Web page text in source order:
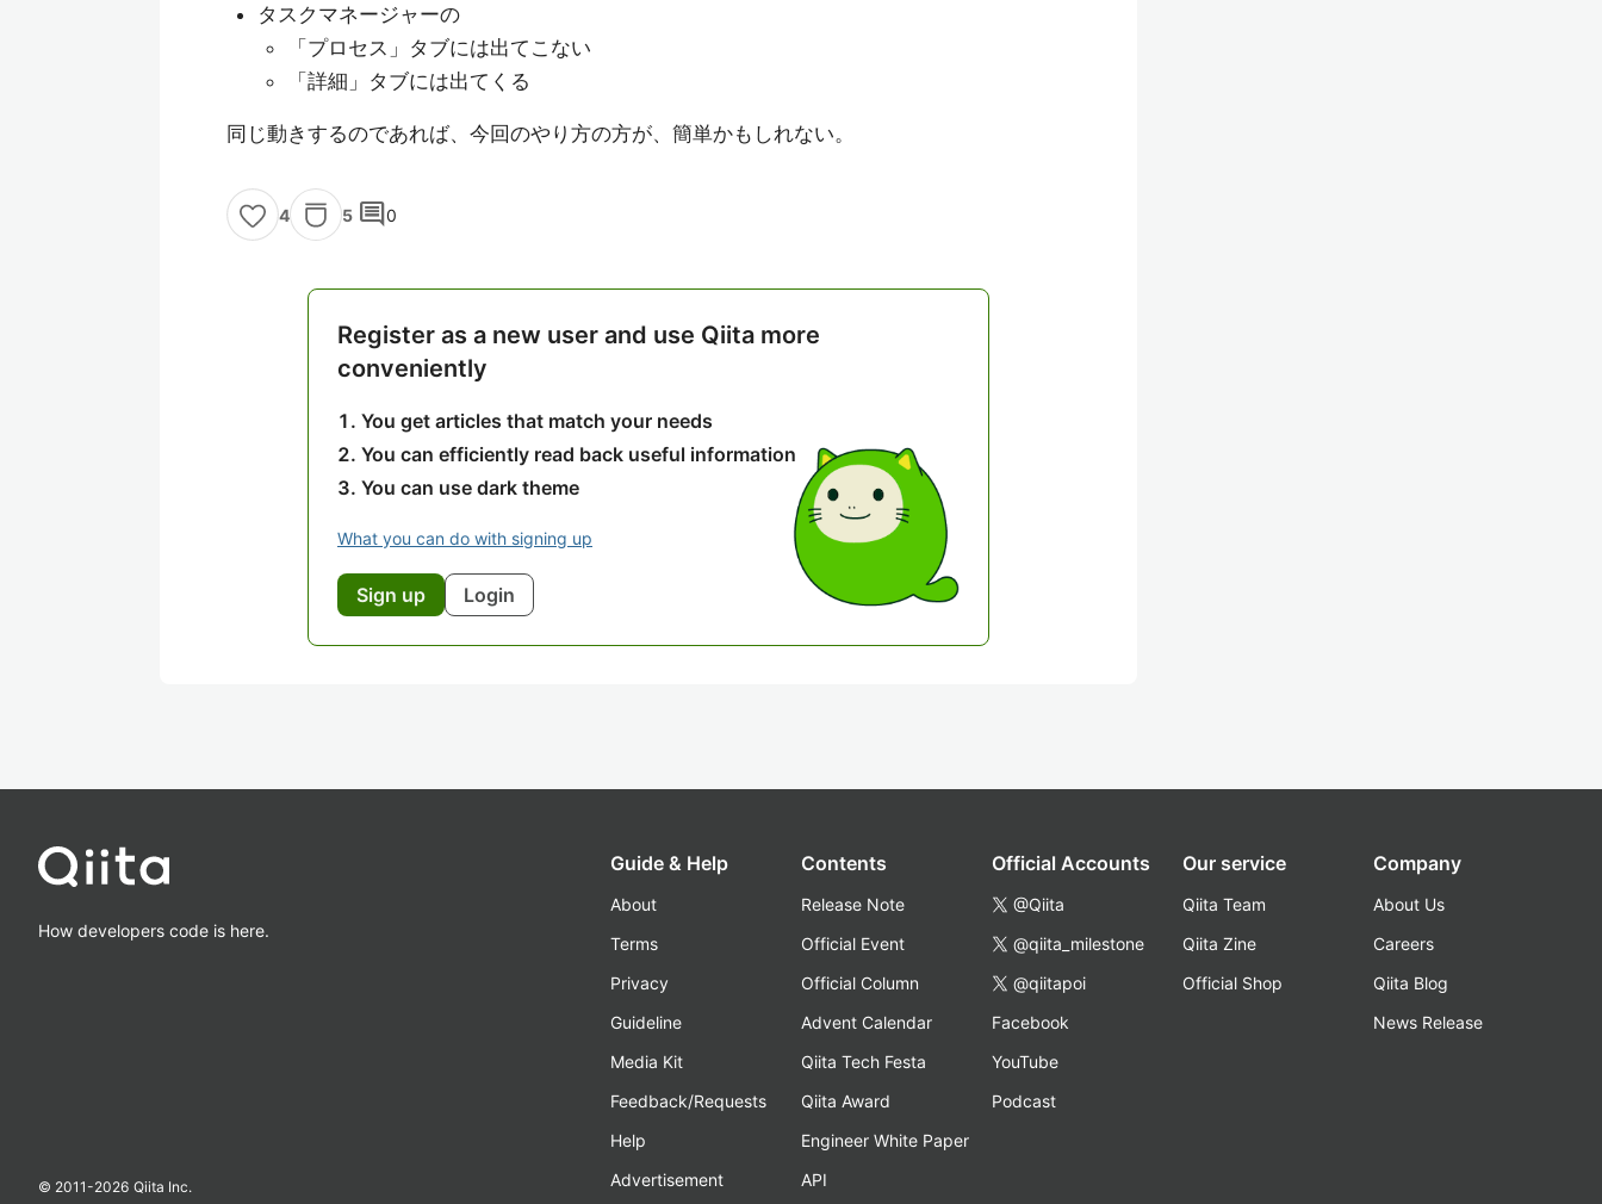
タスクマネージャーの
「プロセス」タブには出てこない
「詳細」タブには出てくる
同じ動きするのであれば、今回のやり方の方が、簡単かもしれない。
4 5 comment0
Register as a new user and use Qiita more
conveniently
You get articles that match your needs
You can efficiently read back useful information
You can use dark theme
What you can do with signing up
Sign up Login
How developers code is here.
© 2011-2026 Qiita Inc.
Guide & Help
About
Terms
Privacy
Guideline
Media Kit
Feedback/Requests
Help
Advertisement
Contents
Release Note
Official Event
Official Column
Advent Calendar
Qiita Tech Festa
Qiita Award
Engineer White Paper
API
Official Accounts
@Qiita
@qiita_milestone
@qiitapoi
Facebook
YouTube
Podcast
Our service
Qiita Team
Qiita Zine
Official Shop
Company
About Us
Careers
Qiita Blog
News Release